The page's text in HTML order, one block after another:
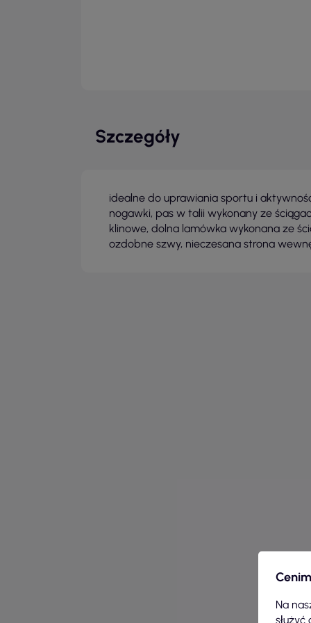
Szczegóły
idealne do uprawiania sportu i
nogawki, pas w talii wykonany ze
klinowe, dolna lamówka wykonana ze
ozdobne szwy, nieczesana strona
Na